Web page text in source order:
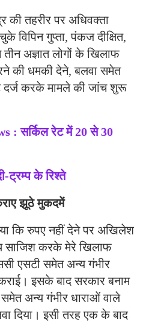
की तहरीर पर अधिवक्ता
विपिन गुप्ता, पंकज दीक्षित,
अज्ञात लोगों के खिलाफ
की धमकी देने, बलवा समेत
दर्ज करके मामले की जांच शुरू
: सर्किल रेट में 20 से 30
ट्रम्प के रिश्ते
झूठे मुकदमें
कि रुपए नहीं देने पर अखिलेश
साजिश करके मेरे खिलाफ
एसटी समेत अन्य गंभीर
इसके बाद सरकार बनाम
अन्य गंभीर धाराओं वाले
दिया। इसी तरह एक के बाद